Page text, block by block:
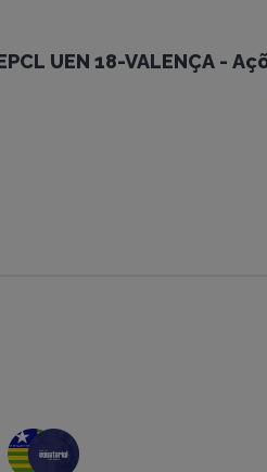
UEN 18-VALENÇA -